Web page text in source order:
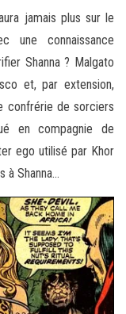
jamais plus sur le
une connaissance
Shanna ? Malgato
et, par extension,
confrérie de sorciers
en compagnie de
ego utilisé par Khor
à Shanna…